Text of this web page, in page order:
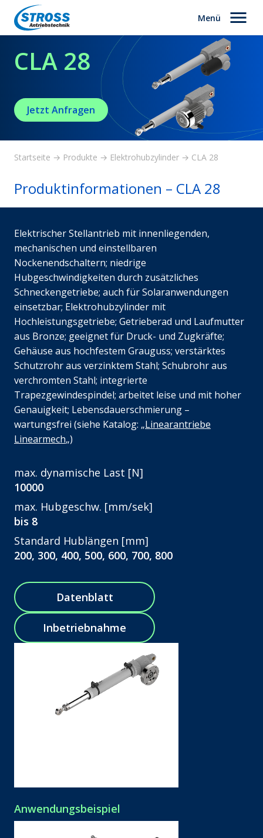
Inhalt
springen
Menü
CLA 28
Jetzt Anfragen
Startseite → Produkte → Elektrohubzylinder → CLA 28
Produktinformationen – CLA 28
Elektrischer Stellantrieb mit innenliegenden,
mechanischen und einstellbaren
Nockenendschaltern; niedrige
Hubgeschwindigkeiten durch zusätzliches
Schneckengetriebe; auch für Solaranwendungen
einsetzbar; Elektrohubzylinder mit
Hochleistungsgetriebe; Getrieberad und Laufmutter
aus Bronze; geeignet für Druck- und Zugkräfte;
Gehäuse aus hochfestem Grauguss; verstärktes
Schutzrohr aus verzinktem Stahl; Schubrohr aus
verchromten Stahl; integrierte
Trapezgewindespindel; arbeitet leise und mit hoher
Genauigkeit; Lebensdauerschmierung –
wartungsfrei (siehe Katalog: „Linearantriebe
Linearmech„)
max. dynamische Last [N]
10000
max. Hubgeschw. [mm/sek]
bis 8
Standard Hublängen [mm]
200, 300, 400, 500, 600, 700, 800
Datenblatt
Inbetriebnahme
Anwendungsbeispiel